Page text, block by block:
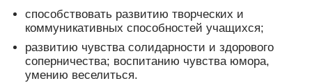
способствовать развитию творческих и
коммуникативных способностей учащихся;
развитию чувства солидарности и здорового
соперничества; воспитанию чувства юмора,
умению веселиться.